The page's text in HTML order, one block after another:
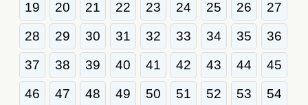
19
20 21 22 23 24 25 26
27
28
29 30 31 32 33 34 35
36
37
38 39 40 41 42 43 44
45
46
47 48 49 50 51 52 53
54